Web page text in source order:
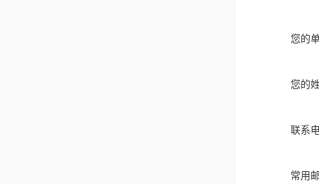
您的
您的
联系
常用